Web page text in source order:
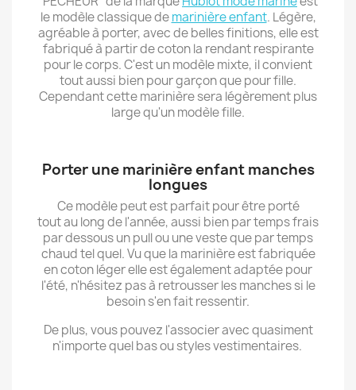
le modèle classique demarinière enfant. Légère,
agréable à porter, avec de belles finitions, elle est
fabriqué à partir de coton la rendant respirante
pour le corps. C'est un modèle mixte, il convient
tout aussi bien pour garçon que pour fille.
Cependant cette marinière sera légèrement plus
large qu'un modèle fille.
Porter une marinière enfant manches
longues
Ce modèle peut est parfait pour être porté
tout au long de l'année, aussi bien par temps frais
par dessous un pull ou une veste que par temps
chaud tel quel. Vu que la marinière est fabriquée
en coton léger elle est également adaptée pour
l'été, n'hésitez pas à retrousser les manches si le
besoin s'en fait ressentir.
De plus, vous pouvez l'associer avec quasiment
n'importe quel bas ou styles vestimentaires.